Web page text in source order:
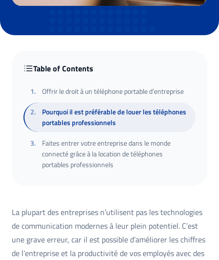
Table of Contents
1.
Offrir le droit à un téléphone portable d’entreprise
2.
Pourquoi il est préférable de louer les téléphones
portables professionnels
3.
Faites entrer votre entreprise dans le monde
connecté grâce à la location de téléphones
portables professionnels
La plupart des entreprises n’utilisent pas les technologies
de communication modernes à leur plein potentiel. C’est
une grave erreur, car il est possible d’améliorer les chiffres
de l’entreprise et la productivité de vos employés avec des